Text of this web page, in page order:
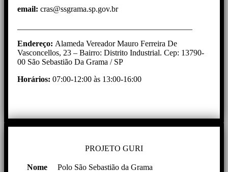
email: cras@ssgrama.sp.gov.br
Endereço: Alameda Vereador Mauro Ferreira De
Vasconcellos, 23 – Bairro: Distrito Industrial. Cep: 13790-
00 São Sebastião Da Grama / SP
Horários: 07:00-12:00 às 13:00-16:00
PROJETO GURI
Nome
Polo São Sebastião da Grama